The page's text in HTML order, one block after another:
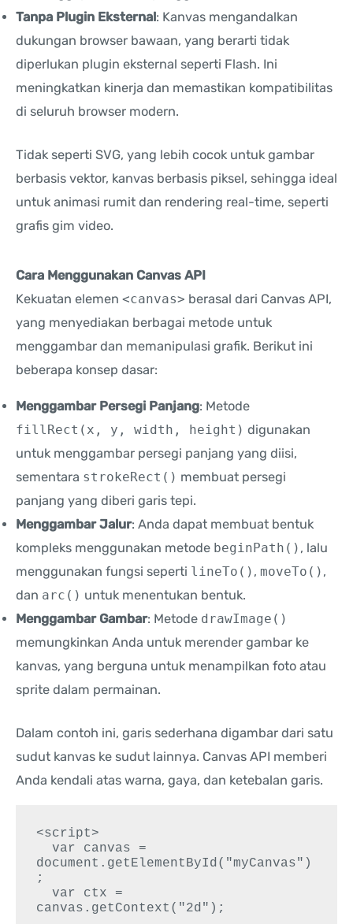
Tanpa Plugin Eksternal: Kanvas mengandalkan
dukungan browser bawaan, yang berarti tidak
diperlukan plugin eksternal seperti Flash. Ini
meningkatkan kinerja dan memastikan kompatibilitas
di seluruh browser modern.
Tidak seperti SVG, yang lebih cocok untuk gambar
berbasis vektor, kanvas berbasis piksel, sehingga ideal
untuk animasi rumit dan rendering real-time, seperti
grafis gim video.
Cara Menggunakan Canvas API
Kekuatan elemen <canvas> berasal dari Canvas API,
yang menyediakan berbagai metode untuk
menggambar dan memanipulasi grafik. Berikut ini
beberapa konsep dasar:
Menggambar Persegi Panjang: Metode
fillRect(x, y, width, height) digunakan
untuk menggambar persegi panjang yang diisi,
sementara strokeRect() membuat persegi
panjang yang diberi garis tepi.
Menggambar Jalur: Anda dapat membuat bentuk
kompleks menggunakan metode beginPath() , lalu
menggunakan fungsi seperti lineTo() , moveTo() ,
dan arc() untuk menentukan bentuk.
Menggambar Gambar: Metode drawImage()
memungkinkan Anda untuk merender gambar ke
kanvas, yang berguna untuk menampilkan foto atau
sprite dalam permainan.
Dalam contoh ini, garis sederhana digambar dari satu
sudut kanvas ke sudut lainnya. Canvas API memberi
Anda kendali atas warna, gaya, dan ketebalan garis.
<script>
  var canvas =
document.getElementById("myCanvas")
;
  var ctx =
canvas.getContext("2d");